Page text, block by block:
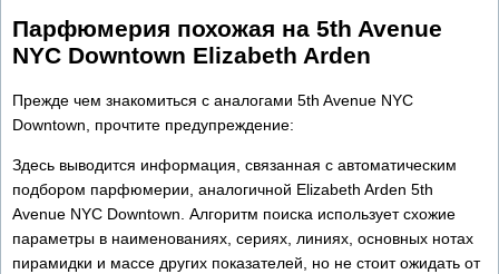
Парфюмерия похожая на 5th Avenue
NYC Downtown Elizabeth Arden
Прежде чем знакомиться с аналогами 5th Avenue NYC
Downtown, прочтите предупреждение:
Здесь выводится информация, связанная с автоматическим
подбором парфюмерии, аналогичной Elizabeth Arden 5th
Avenue NYC Downtown. Алгоритм поиска использует схожие
параметры в наименованиях, сериях, линиях, основных нотах
пирамидки и массе других показателей, но не стоит ожидать от